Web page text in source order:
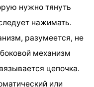
нужно тянуть
нажимать.
разумеется, не
механизм
цепочка.
или